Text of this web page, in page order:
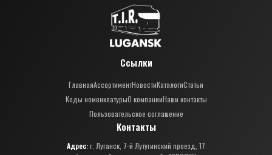
Ссылки
ГлавнаяАссортиментНовостиКаталогиСтатьи
Коды номенклатурыО компанииНаши контакты
Пользовательское соглашение
Контакты
Адрес:г. Луганск, 7-й Лутугинский проезд, 17